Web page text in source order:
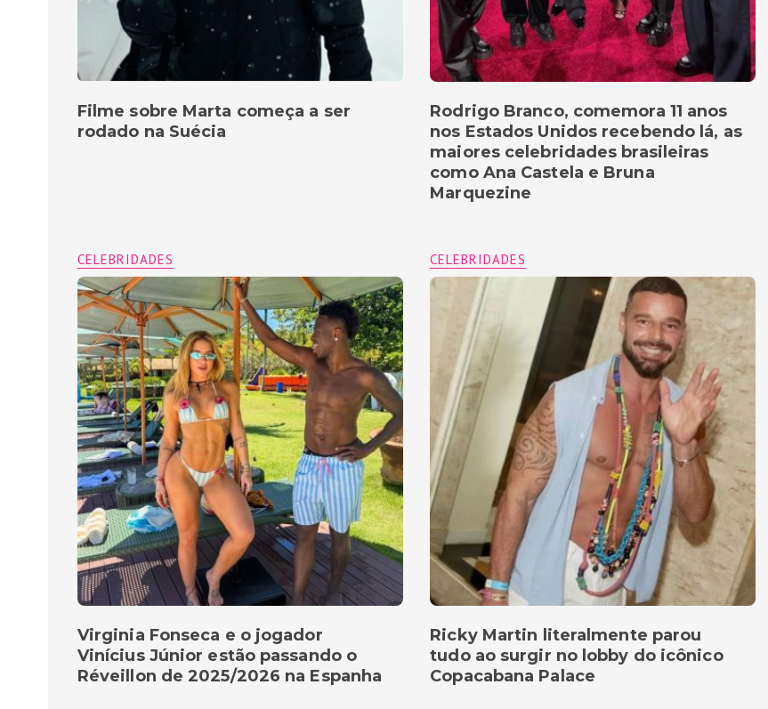
Rodrigo Branco, comemora 11 anos
nos Estados Unidos recebendo lá, as
maiores celebridades brasileiras
como Ana Castela e Bruna
Marquezine
Filme sobre Marta começa a ser
rodado na Suécia
CELEBRIDADES
Ricky Martin literalmente parou
tudo ao surgir no lobby do icônico
Copacabana Palace
CELEBRIDADES
Virginia Fonseca e o jogador
Vinícius Júnior estão passando o
Réveillon de 2025/2026 na Espanha